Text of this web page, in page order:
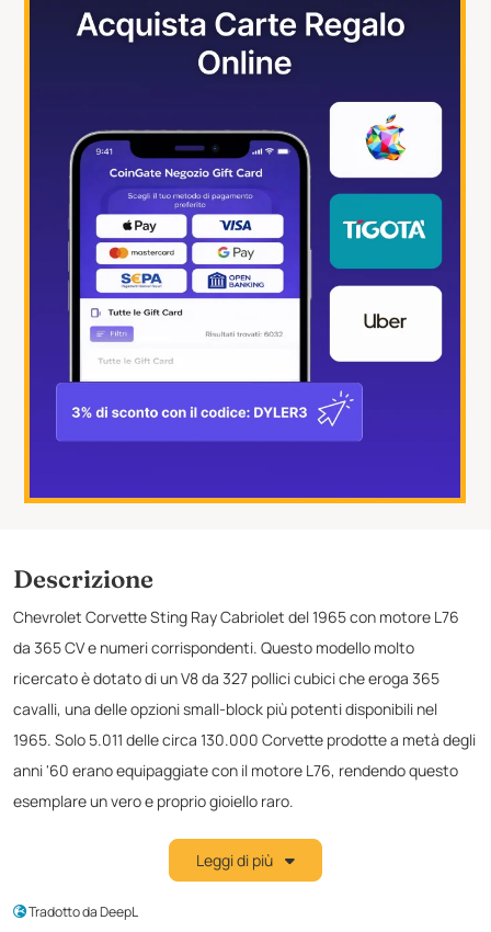
Descrizione
Chevrolet Corvette Sting Ray Cabriolet del 1965 con motore L76
da 365 CV e numeri corrispondenti. Questo modello molto
ricercato è dotato di un V8 da 327 pollici cubici che eroga 365
cavalli, una delle opzioni small-block più potenti disponibili nel
1965. Solo 5.011 delle circa 130.000 Corvette prodotte a metà degli
anni '60 erano equipaggiate con il motore L76, rendendo questo
esemplare un vero e proprio gioiello raro.
un'esperienza di guida fluida ed esaltante con una guida rilassata a
installati in fabbrica, una pietra miliare significativa nell'ingegneria
Leggi di più
Tradotto da DeepL